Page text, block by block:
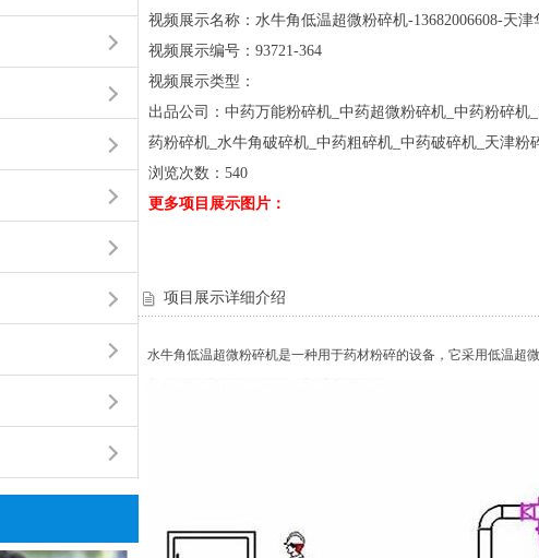
视频展示名称：水牛角低温超微粉碎机-13682006608-天津
视频展示编号：93721-364
视频展示类型：
出品公司：中药万能粉碎机_中药超微粉碎机_中药粉碎机
药粉碎机_水牛角破碎机_中药粗碎机_中药破碎机_天津粉
浏览次数： 540
更多项目展示图片：
项目展示详细介绍
水牛角低温超微粉碎机是一种用于药材粉碎的设备，它采用低温超